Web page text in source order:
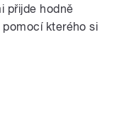
přijde hodně
kterého si